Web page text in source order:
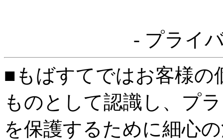
- プライ
■もばすてではお客様の
ものとして認識し、プ
を保護するために細心